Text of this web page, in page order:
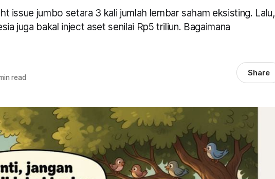
issue jumbo setara 3 kali jumlah lembar saham eksisting. Lalu,
juga bakal inject aset senilai Rp5 triliun. Bagaimana
read Share